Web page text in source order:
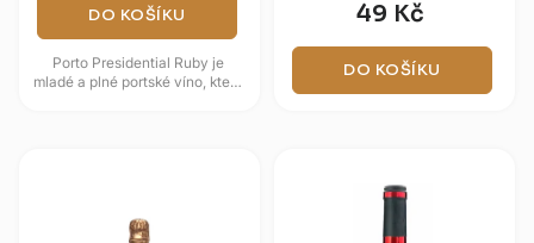
DO KOŠÍKU
Porto Presidential Ruby je
mladé a plné portské víno, které
49 Kč
DO KOŠÍKU